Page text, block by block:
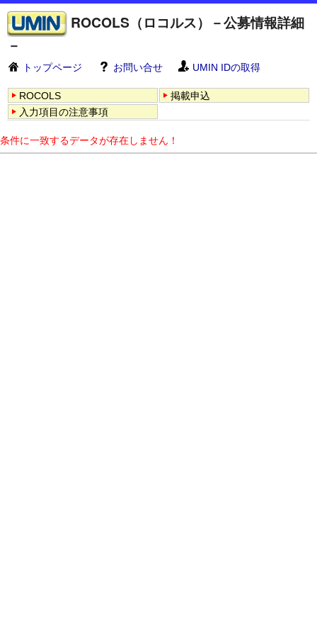
ROCOLS（ロコルス）－公募情報詳細
－
トップページ お問い合せ UMIN IDの取得
ROCOLS
掲載申込
入力項目の注意事項
条件に一致するデータが存在しません！